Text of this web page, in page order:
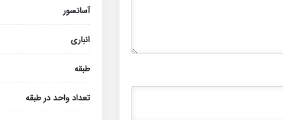
آسانسور
انباری
طبقه
تعداد واحد در طبقه